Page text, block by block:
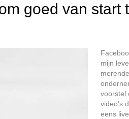
goed van start
mijn
voorstel
video’s
eens